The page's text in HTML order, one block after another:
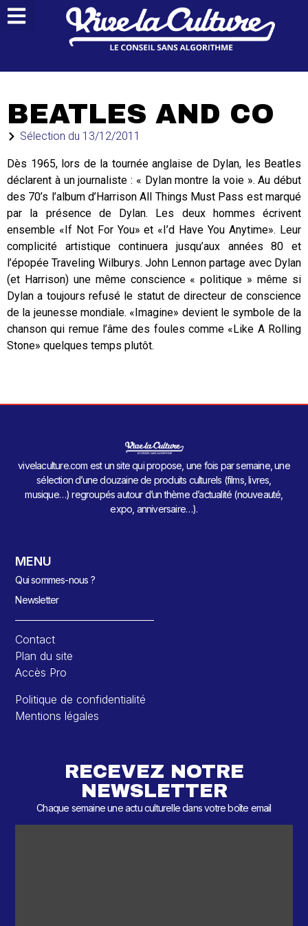
BEATLES AND CO
Sélection du 13/12/2011
Dès 1965, lors de la tournée anglaise de Dylan, les Beatles
déclarent à un journaliste : « Dylan montre la voie ». Au début
des 70’s l’album d’Harrison All Things Must Pass est marqué
par la présence de Dylan. Les deux hommes écrivent
ensemble «If Not For You» et «I’d Have You Anytime». Leur
complicité artistique continuera jusqu’aux années 80 et
l’épopée Traveling Wilburys. John Lennon partage avec Dylan
(et Harrison) une même conscience « politique » même si
Dylan a toujours refusé le statut de directeur de conscience
de la jeunesse mondiale. «Imagine» devient le symbole de la
chanson qui remue l’âme des foules comme «Like A Rolling
Stone» quelques temps plutôt.
vivelaculture.com est un site qui propose, une fois par semaine, une
sélection d’une douzaine de produits culturels (films, livres,
musique…) regroupés autour d’un thème d’actualité (nouveauté,
expo, anniversaire…).
MENU
Qui sommes-nous ?
Newsletter
Contact
Plan du site
Accès Pro
Politique de confidentialité
Mentions légales
RECEVEZ NOTRE
NEWSLETTER
Chaque semaine une actu culturelle dans votre boîte email